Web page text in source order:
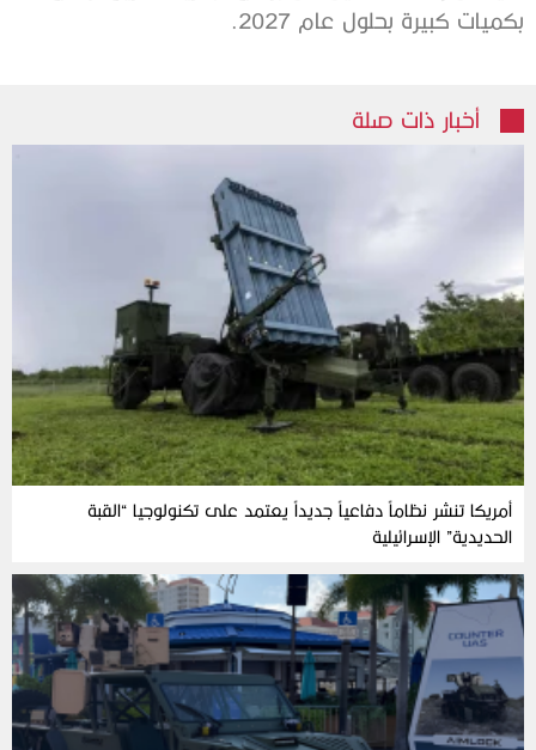
بكميات كبيرة بحلول عام 2027.
أخبار ذات صلة
أمريكا تنشر نظاماً دفاعياً جديداً يعتمد على تكنولوجيا “القبة
الحديدية” الإسرائيلية